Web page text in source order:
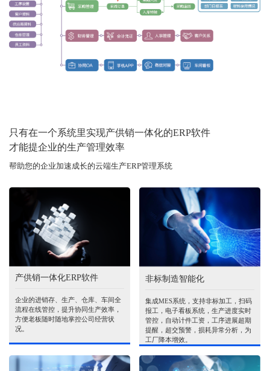
只有在一个系统里实现产供销一体化的ERP软件
才能提企业的生产管理效率
帮助您的企业加速成长的云端生产ERP管理系统
产供销一体化ERP软件
企业的进销存、生产、仓库、车间全
流程在线管控，提升协同生产效率，
方便老板随时随地掌控公司经营状
况。
非标制造智能化
集成MES系统，支持非标加工，扫码
报工，电子看板系统，生产进度实时
管控，自动计件工资，工序进展超期
提醒，超交预警，损耗异常分析，为
工厂降本增效。